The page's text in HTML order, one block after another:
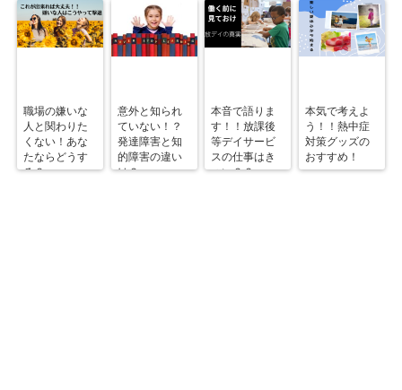
職場の嫌いな
人と関わりた
くない！あな
たならどうす
る？
意外と知られ
ていない！？
発達障害と知
的障害の違い
は？
本音で語りま
す！！放課後
等デイサービ
スの仕事はき
つい？？
本気で考えよ
う！！熱中症
対策グッズの
おすすめ！